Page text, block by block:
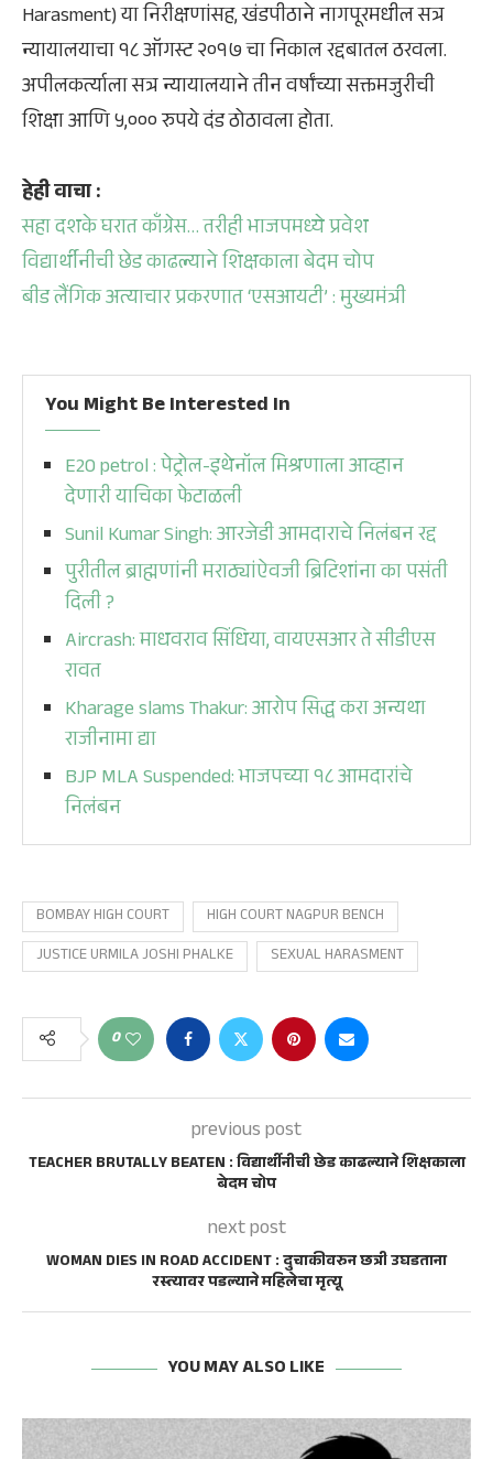
Harasment) या निरीक्षणांसह, खंडपीठाने नागपूरमधील सत्र
न्यायालयाचा १८ ऑगस्ट २०१७ चा निकाल रद्दबातल ठरवला.
अपीलकर्त्याला सत्र न्यायालयाने तीन वर्षांच्या सक्तमजुरीची
शिक्षा आणि ५,००० रुपये दंड ठोठावला होता.
हेही वाचा :
सहा दशके घरात काँग्रेस… तरीही भाजपमध्ये प्रवेश
विद्यार्थीनीची छेड काढल्याने शिक्षकाला बेदम चोप
बीड लैंगिक अत्याचार प्रकरणात ‘एसआयटी’ : मुख्यमंत्री
You Might Be Interested In
E20 petrol : पेट्रोल-इथेनॉल मिश्रणाला आव्हान
देणारी याचिका फेटाळली
Sunil Kumar Singh: आरजेडी आमदाराचे निलंबन रद्द
पुरीतील ब्राह्मणांनी मराठ्यांऐवजी ब्रिटिशांना का पसंती
दिली ?
Aircrash: माधवराव सिंधिया, वायएसआर ते सीडीएस
रावत
Kharage slams Thakur: आरोप सिद्ध करा अन्यथा
राजीनामा द्या
BJP MLA Suspended: भाजपच्या १८ आमदारांचे
निलंबन
BOMBAY HIGH COURT
HIGH COURT NAGPUR BENCH
JUSTICE URMILA JOSHI PHALKE
SEXUAL HARASMENT
0
previous post
TEACHER BRUTALLY BEATEN : विद्यार्थीनीची छेड काढल्याने शिक्षकाला
बेदम चोप
next post
WOMAN DIES IN ROAD ACCIDENT : दुचाकीवरुन छत्री उघडताना
रस्त्यावर पडल्याने महिलेचा मृत्यू
YOU MAY ALSO LIKE